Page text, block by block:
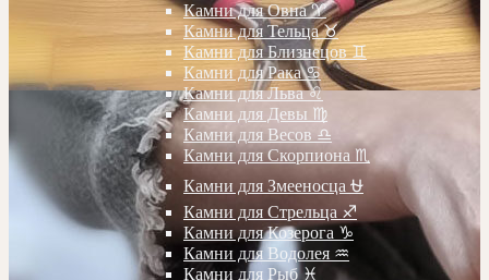
Камни для Овна ♈️
Камни для Тельца ♉️
Камни для Близнецов ♊️
Камни для Рака ♋️
Камни для Льва ♌️
Камни для Девы ♍️
Камни для Весов ♎️
Камни для Скорпиона ♏️
Камни для Змееносца ⛎
Камни для Стрельца ♐️
Камни для Козерога ♑️
Камни для Водолея ♒️
Камни для Рыб ♓️